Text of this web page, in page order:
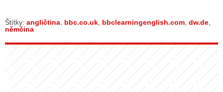
Štítky: angličtina, bbc.co.uk, bbclearningenglish.com, dw.de,
němčina